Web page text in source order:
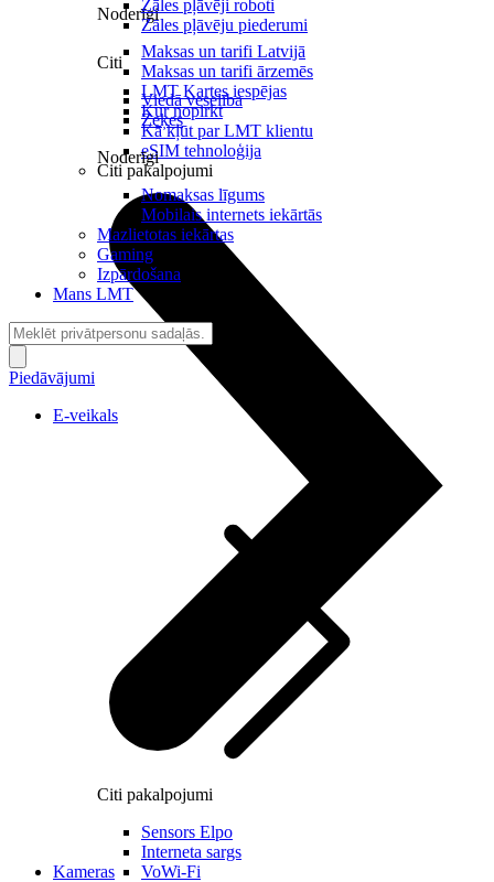
Noderīgi
Maksas un tarifi Latvijā
Maksas un tarifi ārzemēs
LMT Kartes iespējas
Kur nopirkt
Kā kļūt par LMT klientu
eSIM tehnoloģija
Citi pakalpojumi
Citi pakalpojumi
Sensors Elpo
Interneta sargs
VoWi-Fi
Zāles pļāvēji roboti
Zāles pļāvēju piederumi
Citi
Viedā veselība
Zeķes
Noderīgi
Nomaksas līgums
Mobilais internets iekārtās
Mazlietotas iekārtas
Gaming
Izpārdošana
Mans LMT
Piedāvājumi
E-veikals
Kameras